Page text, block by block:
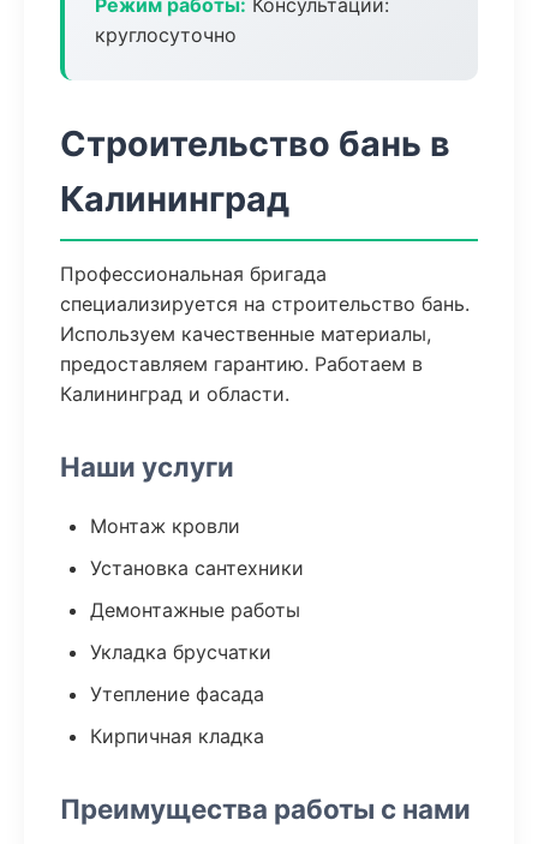
Режим работы: Консультации:
круглосуточно
Строительство бань в
Калининград
Профессиональная бригада
специализируется на строительство бань.
Используем качественные материалы,
предоставляем гарантию. Работаем в
Калининград и области.
Наши услуги
Монтаж кровли
Установка сантехники
Демонтажные работы
Укладка брусчатки
Утепление фасада
Кирпичная кладка
Преимущества работы с нами